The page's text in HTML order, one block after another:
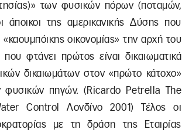
των φυσικών πόρων (ποταμών,
της αμερικανικής Δύσης που
οικονομίας» την αρχή του
φτάνει πρώτος είναι δικαιωματικά
δικαιωμάτων στον «πρώτο κάτοχο»
φυσικών πηγών. (Ricardo Petrella The
Control Λονδίνο 2001) Τέλος οι
με τη δράση της Εταιρίας